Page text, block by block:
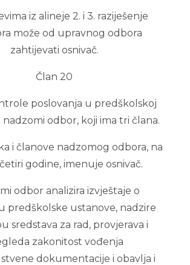
iz alineje 2. i 3. raziješenje
može od upravnog odbora
zahtijevati osnivač.
Član 20
poslovanja u predškolskoj
nadzomi odbor, koji ima tri člana.
i članove nadzomog odbora, na
godine, imenuje osnivač.
odbor analizira izvještaje o
predškolske ustanove, nadzire
sredstava za rad, provjerava i
zakonitost vođenja
dokumentacije i obavlja i